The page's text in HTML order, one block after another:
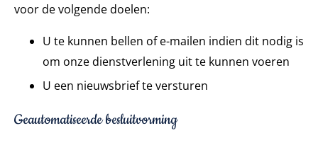
voor de volgende doelen:
U te kunnen bellen of e-mailen indien dit nodig is
om onze dienstverlening uit te kunnen voeren
U een nieuwsbrief te versturen
Geautomatiseerde besluitvorming